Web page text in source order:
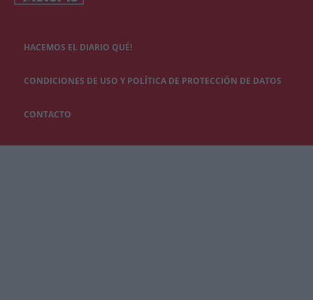
HACEMOS EL DIARIO QUÉ!
CONDICIONES DE USO Y POLÍTICA DE PROTECCIÓN DE DATOS
CONTACTO